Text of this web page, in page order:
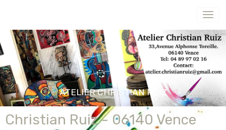
ATELIER CHRISTIAN RUIZ
Christian Ruiz - 06140 Vence